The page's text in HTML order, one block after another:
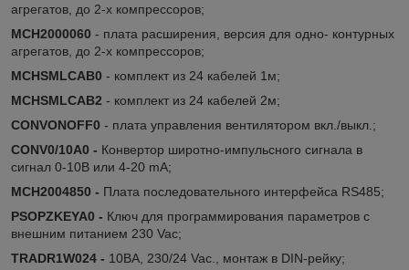
агрегатов, до 2-х компрессоров;
MCH2000060 - плата расширения, версия для одно- контурных
агрегатов, до 2-х компрессоров;
MCHSMLCAB0 - комплект из 24 кабелей 1м;
MCHSMLCAB2 - комплект из 24 кабелей 2м;
CONVONOFF0 - плата управления вентилятором вкл./выкл.;
CONV0/10A0 - Конвертор широтно-импульсного сигнала в
сигнал 0-10В или 4-20 mA;
MCH2004850 - Плата последовательного интерфейса RS485;
PSOPZKEYA0 - Ключ для программирования параметров с
внешним питанием 230 Vac;
TRADR1W024 - 10ВА, 230/24 Vac., монтаж в DIN-рейку;